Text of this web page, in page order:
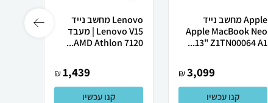
Apple מחשב נייד
Apple MacBook Neo
13" Z1TN00064 A1...
3,099
₪
קנו עכשיו
Lenovo מחשב נייד
Lenovo V15 | מעבד
AMD Athlon 7120...
1,439
₪
קנו עכשיו